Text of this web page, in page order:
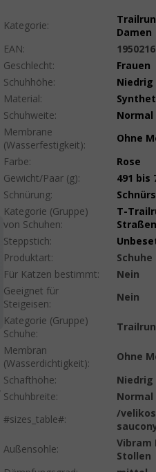
Kategorie:
Damen
EAN:
Geschlecht:
Frauen
Schuhhöhe:
Niedrig
Material:
Schuhweite:
Normal
Membrane
(Wasserfestigkeit):
Ohne
Farbe:
Rose
Gewicht/Paar (g):
491 bis
Schnürung:
Kategorie (Gruppe)
von Schuhen:
T-
Steppstich:
Produktart:
Schuhe
Für Katzen bestimmt:
Nein
Geeignet für
Steigeisen:
Nein
Kategorie (Gruppe)
Schuhe:
Membran
(Wasserdichtigkeit):
Ohne
Schafthöhe:
Niedrig
Schuhbreite:
Normal
#sizes_table#:
/
Außensohle:
Vibram
Stollen